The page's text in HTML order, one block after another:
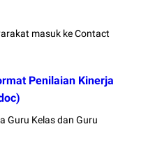
masuk ke Contact
Penilaian Kinerja
Guru Kelas dan Guru